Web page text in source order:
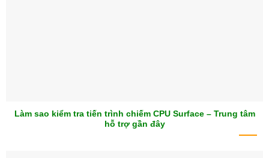
Làm sao kiểm tra tiến trình chiếm CPU Surface – Trung tâm
hỗ trợ gần đây